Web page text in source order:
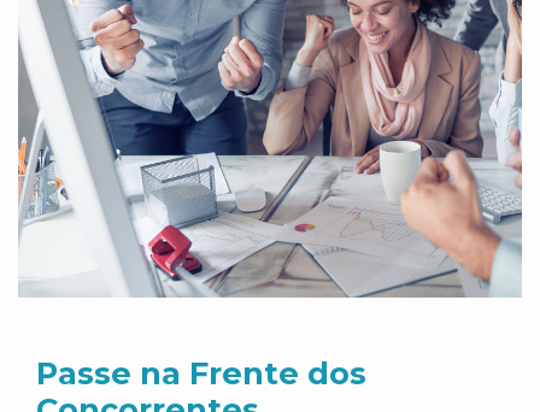
Passe na Frente dos